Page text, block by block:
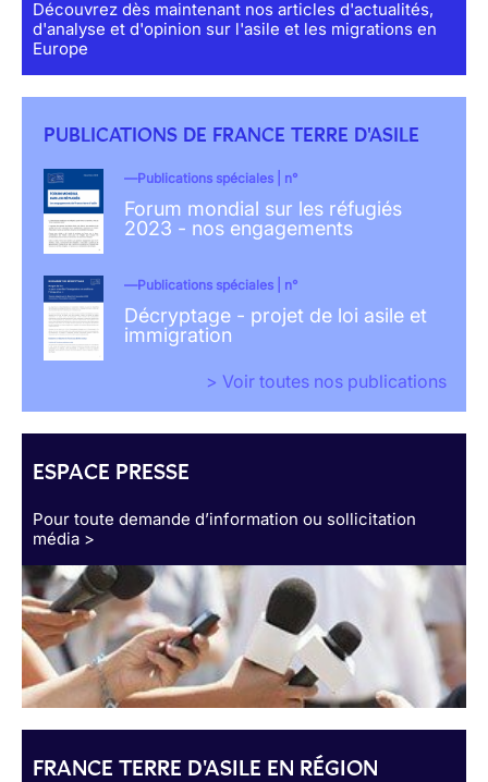
Découvrez dès maintenant nos articles d'actualités,
d'analyse et d'opinion sur l'asile et les migrations en
Europe
PUBLICATIONS DE FRANCE TERRE D'ASILE
Publications spéciales | n°
Forum mondial sur les réfugiés
2023 - nos engagements
Publications spéciales | n°
Décryptage - projet de loi asile et
immigration
> Voir toutes nos publications
ESPACE PRESSE
Pour toute demande d’information ou sollicitation
média >
FRANCE TERRE D'ASILE EN RÉGION